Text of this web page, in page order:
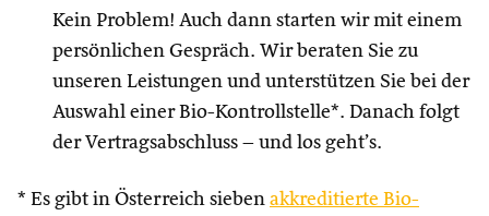
Kein Problem! Auch dann starten wir mit einem
persönlichen Gespräch. Wir beraten Sie zu
unseren Leistungen und unterstützen Sie bei der
Auswahl einer Bio-Kontrollstelle*. Danach folgt
der Vertragsabschluss – und los geht’s.
* Es gibt in Österreich sieben akkreditierte Bio-